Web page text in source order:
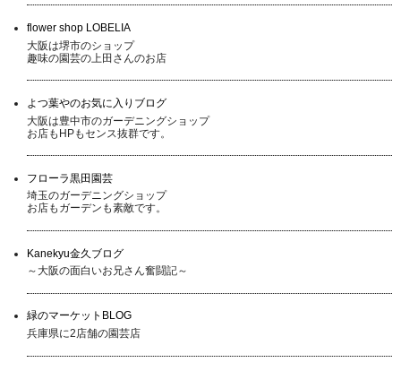
flower shop LOBELIA
大阪は堺市のショップ
趣味の園芸の上田さんのお店
よつ葉やのお気に入りブログ
大阪は豊中市のガーデニングショップ
お店もHPもセンス抜群です。
フローラ黒田園芸
埼玉のガーデニングショップ
お店もガーデンも素敵です。
Kanekyu金久ブログ
～大阪の面白いお兄さん奮闘記～
緑のマーケットBLOG
兵庫県に2店舗の園芸店